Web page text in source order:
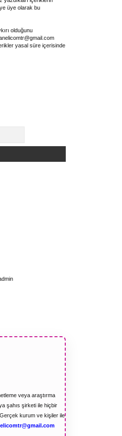
üye olarak bu
olduğunu
yasal süre içerisinde
veya araştırma
şahıs şirketi ile hiçbir
Gerçek kurum ve kişiler ile